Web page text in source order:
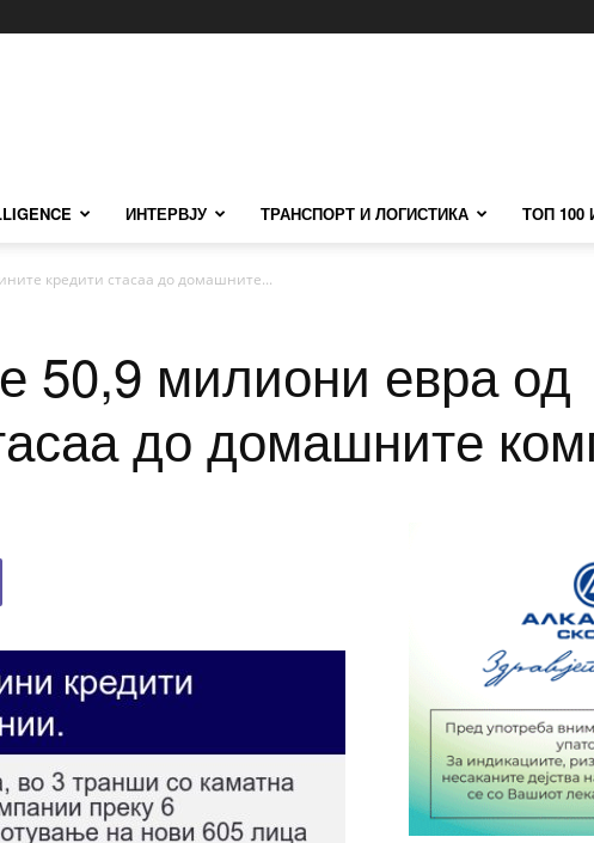
ИНТЕРВЈУ ТРАНСПОРТ И ЛОГИСТИКА ТОП 100
кредити стасаа до домашните...
50,9 милиони евра од
до домашните